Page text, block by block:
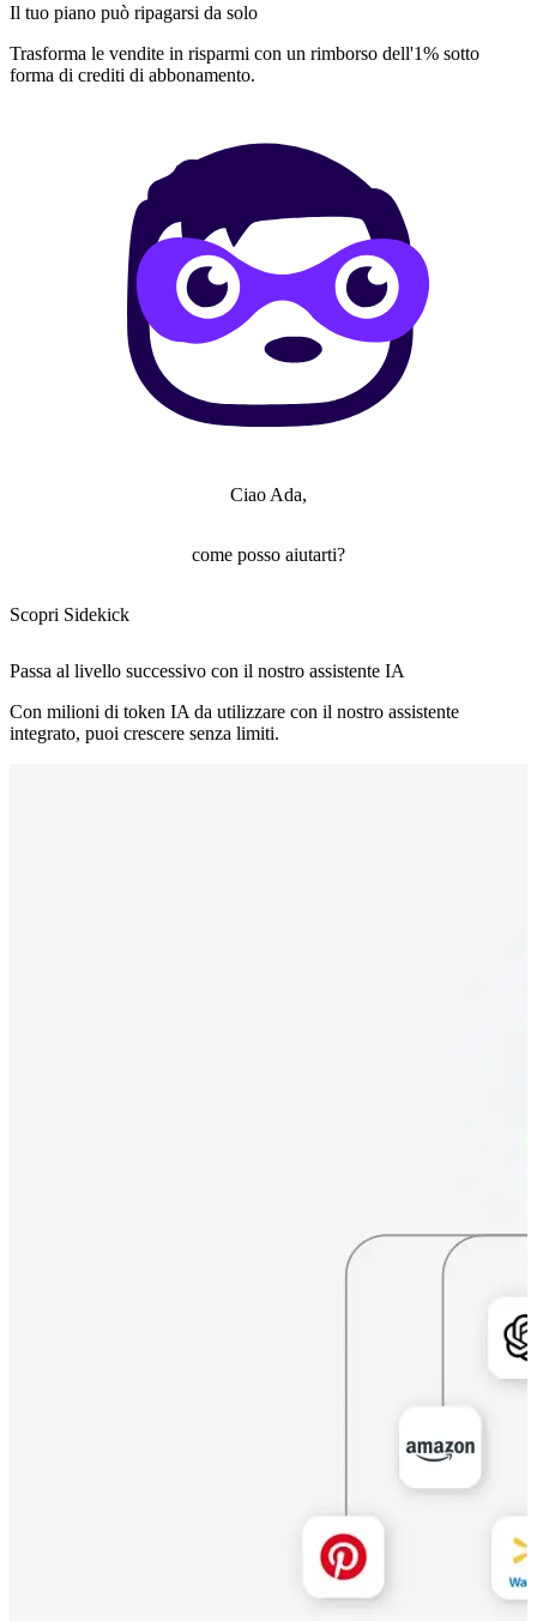
Il tuo piano può ripagarsi da solo
Trasforma le vendite in risparmi con un rimborso dell'1% sotto
forma di crediti di abbonamento.
Ciao Ada,
come posso aiutarti?
Scopri Sidekick
Passa al livello successivo con il nostro assistente IA
Con milioni di token IA da utilizzare con il nostro assistente
integrato, puoi crescere senza limiti.